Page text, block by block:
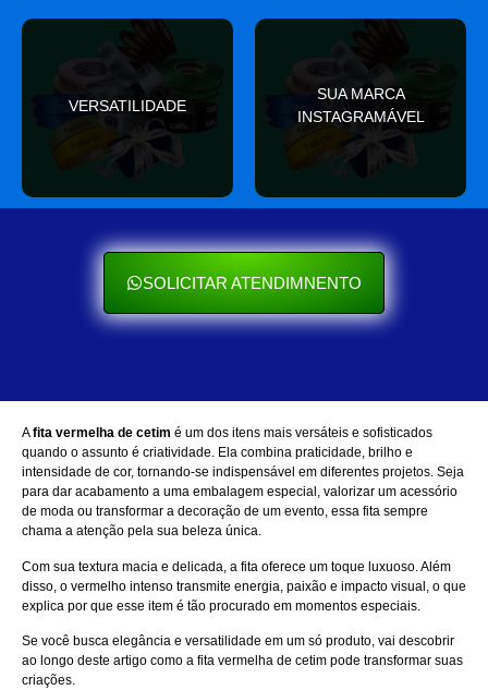
VERSATILIDADE
Se encaixa em qualquer
ocasião e sempre agrega
valor
SUA MARCA
INSTAGRAMÁVEL
Seu cliente ama mostrar
nas redes sociais
SOLICITAR ATENDIMNENTO
Afita vermelha de cetim é um dos itens mais versáteis e sofisticados
quando o assunto é criatividade. Ela combina praticidade, brilho e
intensidade de cor, tornando-se indispensável em diferentes projetos. Seja
para dar acabamento a uma embalagem especial, valorizar um acessório
de moda ou transformar a decoração de um evento, essa fita sempre
chama a atenção pela sua beleza única.
Com sua textura macia e delicada, a fita oferece um toque luxuoso. Além
disso, o vermelho intenso transmite energia, paixão e impacto visual, o que
explica por que esse item é tão procurado em momentos especiais.
Se você busca elegância e versatilidade em um só produto, vai descobrir
ao longo deste artigo como a fita vermelha de cetim pode transformar suas
criações.